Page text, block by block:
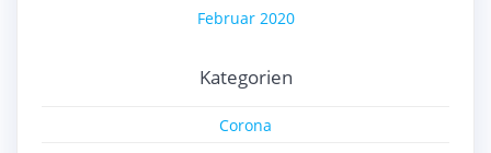
Februar 2020
Kategorien
Corona